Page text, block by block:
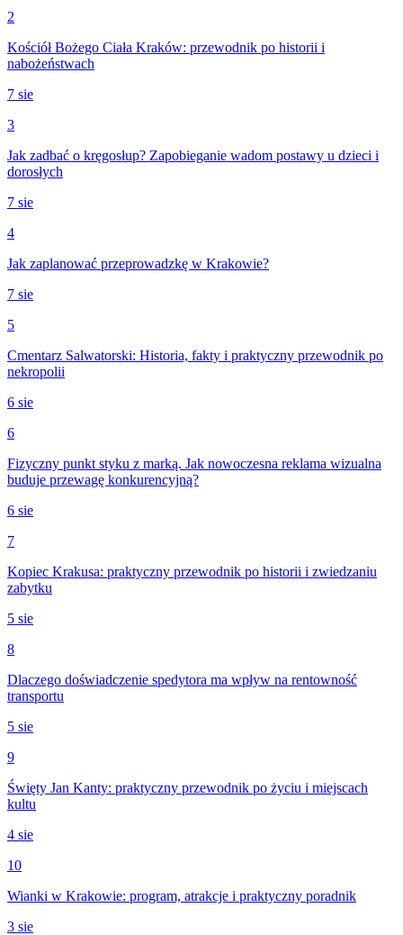
2
Kościół Bożego Ciała Kraków: przewodnik po historii i
nabożeństwach
7 sie
3
Jak zadbać o kręgosłup? Zapobieganie wadom postawy u dzieci i
dorosłych
7 sie
4
Jak zaplanować przeprowadzkę w Krakowie?
7 sie
5
Cmentarz Salwatorski: Historia, fakty i praktyczny przewodnik po
nekropolii
6 sie
6
Fizyczny punkt styku z marką. Jak nowoczesna reklama wizualna
buduje przewagę konkurencyjną?
6 sie
7
Kopiec Krakusa: praktyczny przewodnik po historii i zwiedzaniu
zabytku
5 sie
8
Dlaczego doświadczenie spedytora ma wpływ na rentowność
transportu
5 sie
9
Święty Jan Kanty: praktyczny przewodnik po życiu i miejscach
kultu
4 sie
10
Wianki w Krakowie: program, atrakcje i praktyczny poradnik
3 sie